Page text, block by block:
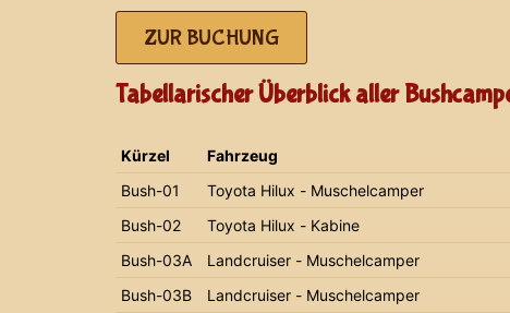
ZUR BUCHUNG
Tabellarischer Überblick aller
Kürzel Fahrzeug
Bush-01
Toyota Hilux - Muschelcamper
Bush-02
Toyota Hilux - Kabine
Bush-03A
Landcruiser - Muschelcamper
Bush-03B
Landcruiser - Muschelcamper